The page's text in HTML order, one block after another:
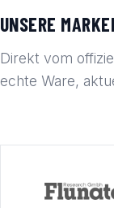
UNSERE
Direkt vom
echte Ware,